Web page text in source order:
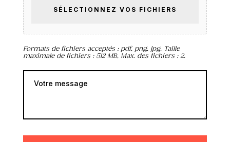
SÉLECTIONNEZ VOS FICHIERS
Formats de fichiers acceptés : pdf, png, jpg, Taille
maximale de fichiers : 512 MB, Max. des fichiers : 2.
Votre message